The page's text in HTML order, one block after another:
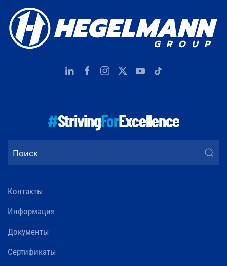
#StrivingForExcellence
Контакты
Информация
Документы
Сертификаты